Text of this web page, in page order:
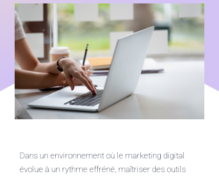
Nos consultants disponibles
Blog
Dans un environnement où le marketing digital
évolue à un rythme effréné, maîtriser des outils